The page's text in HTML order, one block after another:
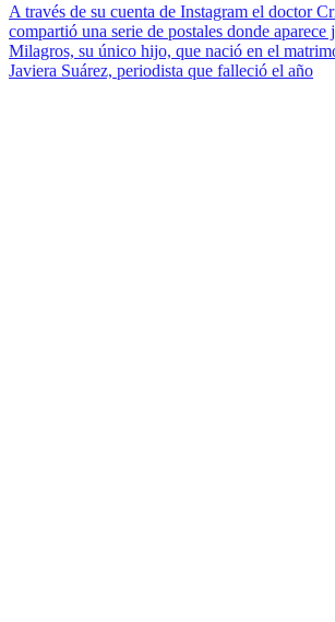
A través de su cuenta de Instagram el doctor
compartió una serie de postales donde aparece
Milagros, su único hijo, que nació en el
Javiera Suárez, periodista que falleció el año